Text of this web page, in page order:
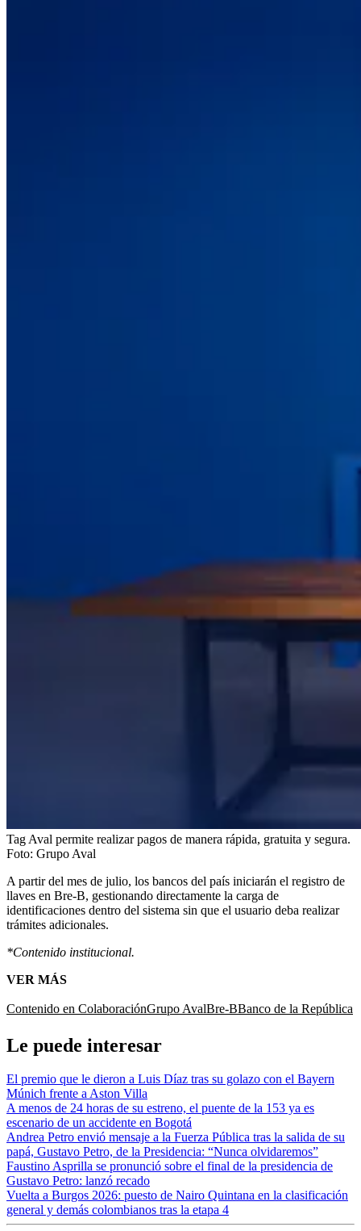
Tag Aval permite realizar pagos de manera rápida, gratuita y segura.
Foto: Grupo Aval
A partir del mes de julio, los bancos del país iniciarán el registro de
llaves en Bre-B, gestionando directamente la carga de
identificaciones dentro del sistema sin que el usuario deba realizar
trámites adicionales.
*Contenido institucional.
VER MÁS
Contenido en ColaboraciónGrupo AvalBre-BBanco de la República
Le puede interesar
El premio que le dieron a Luis Díaz tras su golazo con el Bayern
Múnich frente a Aston Villa
A menos de 24 horas de su estreno, el puente de la 153 ya es
escenario de un accidente en Bogotá
Andrea Petro envió mensaje a la Fuerza Pública tras la salida de su
papá, Gustavo Petro, de la Presidencia: “Nunca olvidaremos”
Faustino Asprilla se pronunció sobre el final de la presidencia de
Gustavo Petro: lanzó recado
Vuelta a Burgos 2026: puesto de Nairo Quintana en la clasificación
general y demás colombianos tras la etapa 4